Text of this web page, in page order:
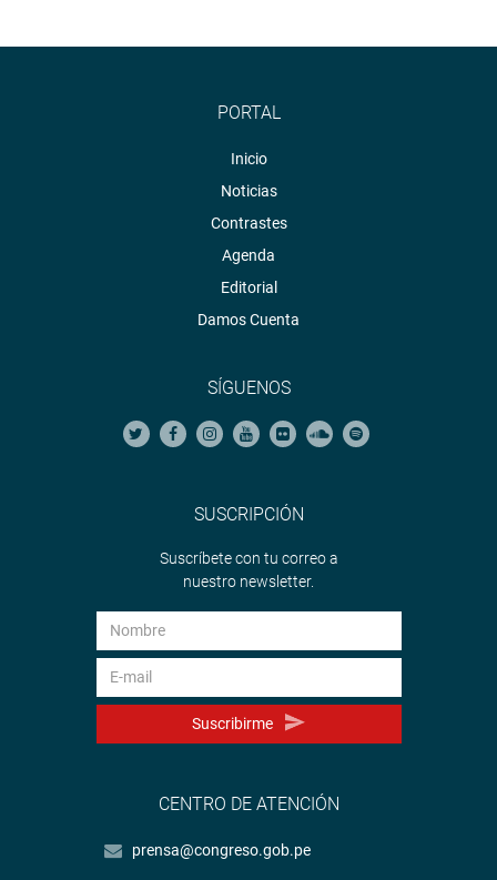
PORTAL
Inicio
Noticias
Contrastes
Agenda
Editorial
Damos Cuenta
SÍGUENOS
SUSCRIPCIÓN
Suscríbete con tu correo a
nuestro newsletter.
Suscribirme
CENTRO DE ATENCIÓN
prensa@congreso.gob.pe